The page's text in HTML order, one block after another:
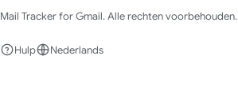
Mail Tracker for Gmail. Alle rechten voorbehouden.
Hulp Nederlands